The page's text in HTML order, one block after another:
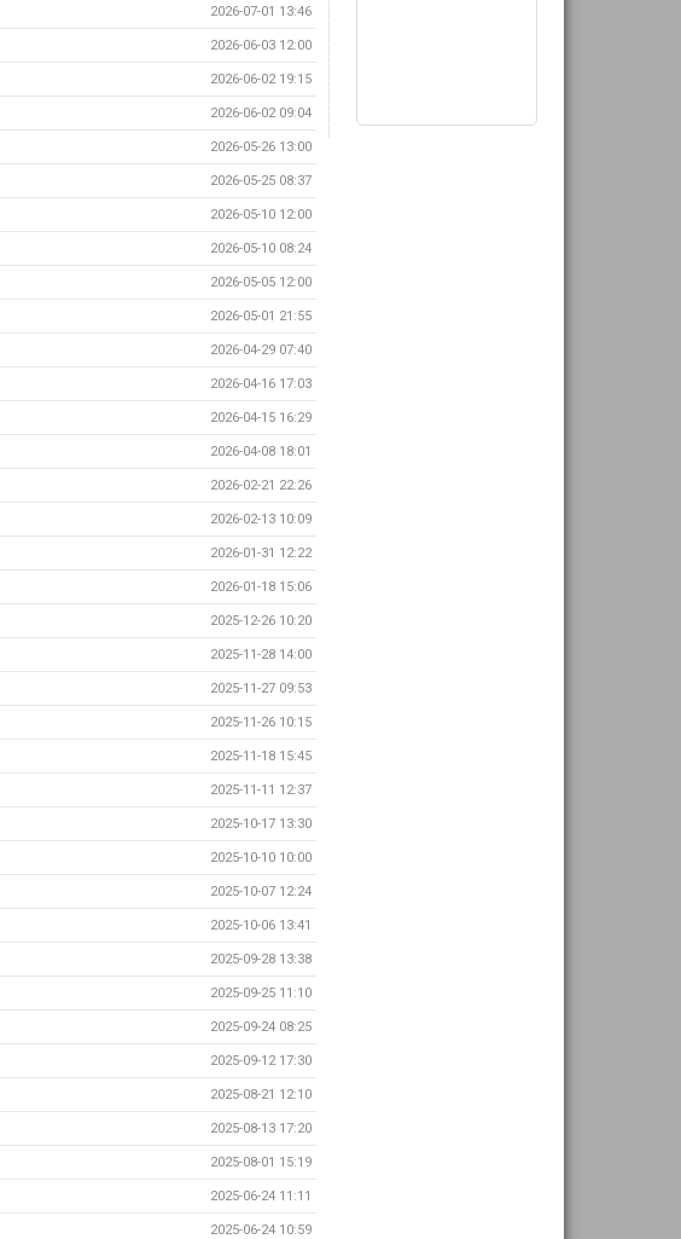
2026-07-01 13:46
2026-06-03 12:00
2026-06-02 19:15
2026-06-02 09:04
2026-05-26 13:00
2026-05-25 08:37
2026-05-10 12:00
2026-05-10 08:24
2026-05-05 12:00
2026-05-01 21:55
2026-04-29 07:40
2026-04-16 17:03
2026-04-15 16:29
2026-04-08 18:01
2026-02-21 22:26
2026-02-13 10:09
2026-01-31 12:22
2026-01-18 15:06
2025-12-26 10:20
2025-11-28 14:00
2025-11-27 09:53
2025-11-26 10:15
2025-11-18 15:45
2025-11-11 12:37
2025-10-17 13:30
2025-10-10 10:00
2025-10-07 12:24
2025-10-06 13:41
2025-09-28 13:38
2025-09-25 11:10
2025-09-24 08:25
2025-09-12 17:30
2025-08-21 12:10
2025-08-13 17:20
2025-08-01 15:19
2025-06-24 11:11
2025-06-24 10:59